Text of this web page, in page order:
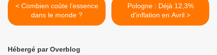
< Combien coûte l’essence
dans le monde ?
Pologne : Déjà 12,3%
d'inflation en Avril >
Hébergé par Overblog